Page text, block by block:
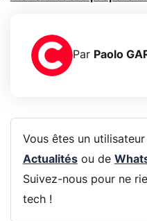
Par Paolo
Vous êtes un
Actualitésou de
Suivez-nous pour ne
tech !